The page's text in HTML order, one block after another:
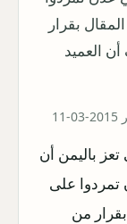
بقرار
العميد
باليمن أن
تمردوا على
من